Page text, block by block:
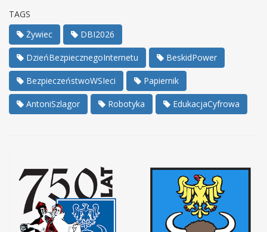
TAGS
Żywiec
DBI2026
DzieńBezpiecznegoInternetu BeskidPower
BezpieczeństwoWSIeci Papiernik
AntoniSzlagor Robotyka EdukacjaCyfrowa